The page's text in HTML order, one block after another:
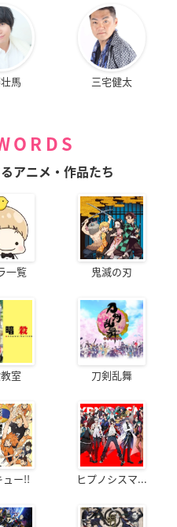
馬 三宅健太
アニメ・作品たち
一覧 鬼滅の刃
室 刀剣乱舞
ュー!! ヒプノシスマ...